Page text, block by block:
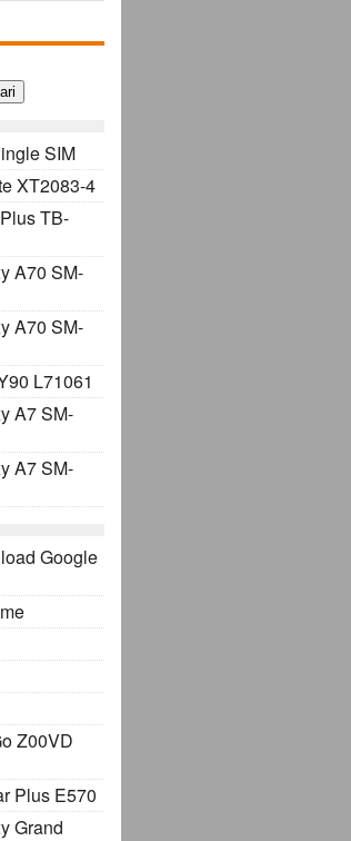
SIM
XT2083-4
TB-
A70 SM-
A70 SM-
L71061
A7 SM-
A7 SM-
Google
Z00VD
Plus E570
Grand